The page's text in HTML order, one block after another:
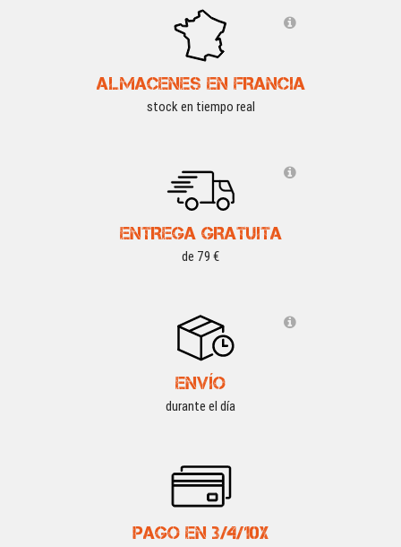
-15 % WOSPORT DEALS
-15 %
ALMACENES EN FRANCIA
stock en tiempo real
ENTREGA GRATUITA
de 79 €
ENVÍO
durante el día
PAGO EN 3/4/10X